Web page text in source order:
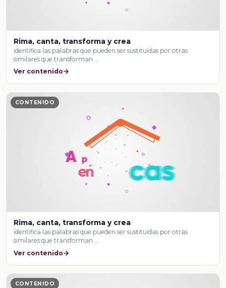
Rima, canta, transforma y crea
identifica las palabras que pueden ser sustituidas por otras
similares que transforman …
Ver contenido
CONTENIDO
Rima, canta, transforma y crea
identifica las palabras que pueden ser sustituidas por otras
similares que transforman …
Ver contenido
CONTENIDO